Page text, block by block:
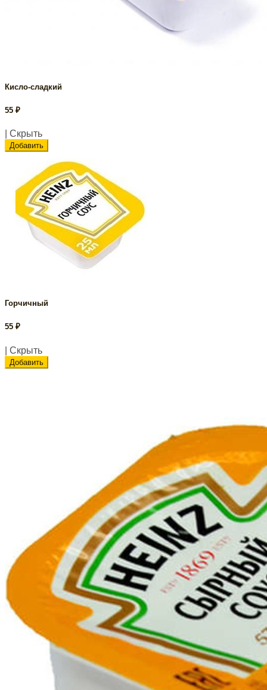
Кисло-сладкий
55 ₽
| Скрыть
Добавить
Горчичный
55 ₽
| Скрыть
Добавить